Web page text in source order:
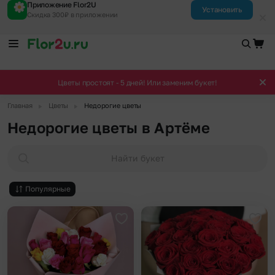
Приложение Flor2U
Скидка 300₽ в приложении
Установить
Цветы простоят - 5 дней! Или заменим букет!
Главная Цветы Недорогие цветы
Недорогие цветы в Артёме
Найти букет
Популярные
Добавить в избранное